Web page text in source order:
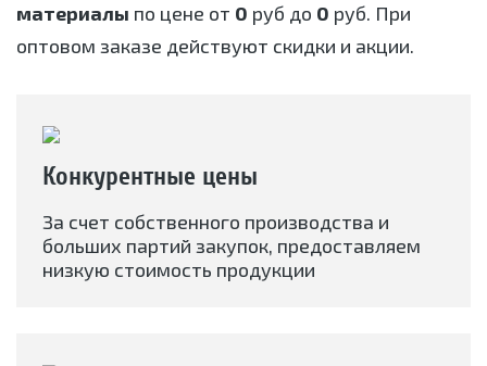
материалы по цене от 0 руб до 0 руб. При
оптовом заказе действуют скидки и акции.
Конкурентные цены
За счет собственного производства и
больших партий закупок, предоставляем
низкую стоимость продукции